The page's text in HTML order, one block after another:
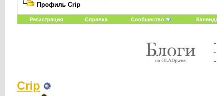
Профиль Crip
Регистрация Справка Сообщество
Crip